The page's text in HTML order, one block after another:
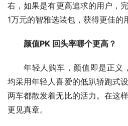
右，如果是有更高追求的用户，
1万元的智雅选装包，获得更佳的
颜值PK 回头率哪个更高？
年轻人购车，颜值即是正义
均采用年轻人喜爱的低趴轿跑式
两车都散发着无比的活力。在这
更见真章。